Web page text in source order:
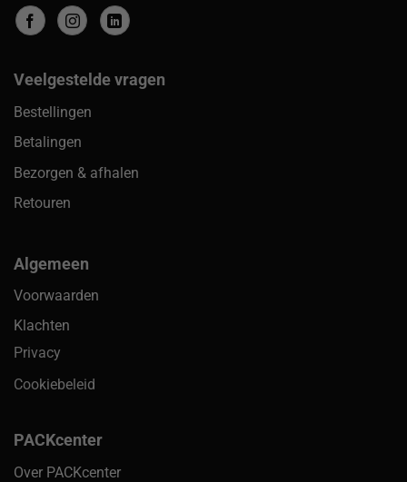
Veelgestelde vragen
Bestellingen
Betalingen
Bezorgen & afhalen
Retouren
Algemeen
Voorwaarden
Klachten
Privacy
Cookiebeleid
PACKcenter
Over PACKcenter